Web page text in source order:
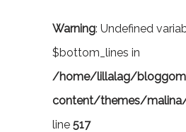
Warning: Undefined
$bottom_lines in
/home/lillalag/
content/themes/
line 517